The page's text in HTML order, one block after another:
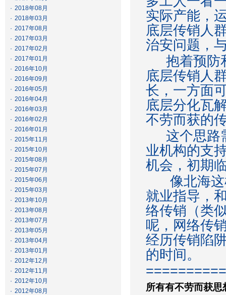
· 2018年08月
· 2018年03月
· 2017年08月
· 2017年03月
· 2017年02月
· 2017年01月
· 2016年10月
· 2016年09月
· 2016年05月
· 2016年04月
· 2016年03月
· 2016年02月
· 2016年01月
· 2015年11月
· 2015年10月
· 2015年08月
· 2015年07月
· 2015年06月
· 2015年03月
· 2013年10月
· 2013年08月
· 2013年07月
· 2013年05月
· 2013年04月
· 2013年01月
· 2012年12月
· 2012年11月
· 2012年10月
· 2012年08月
实际产能，
底层传销人
治安问题，
抱着预防
底层传销人
长，一方面
底层分化瓦
不劳而获的
这个思路
业机构的支
机会，初期
像北海这
就业指导，
络传销（类
呢，网络传
经历传销陷
的时间。
所有有不劳而获